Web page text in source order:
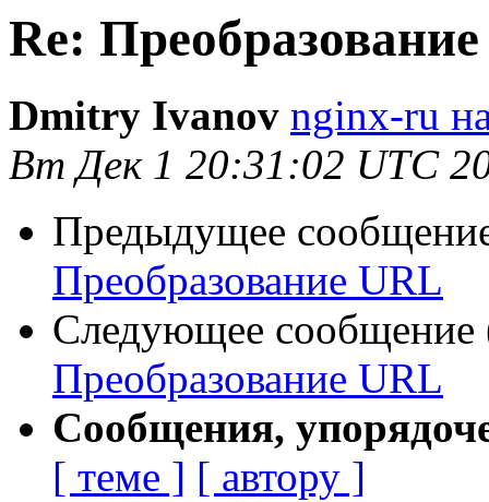
Re:
Dmitry Ivanov nginx-ru
Вт Дек 1 20:31:02 UTC
Предыдущее
Преобразование URL
Следующее сообщение
Преобразование URL
Сообщения,
[ теме ] [ автору ]